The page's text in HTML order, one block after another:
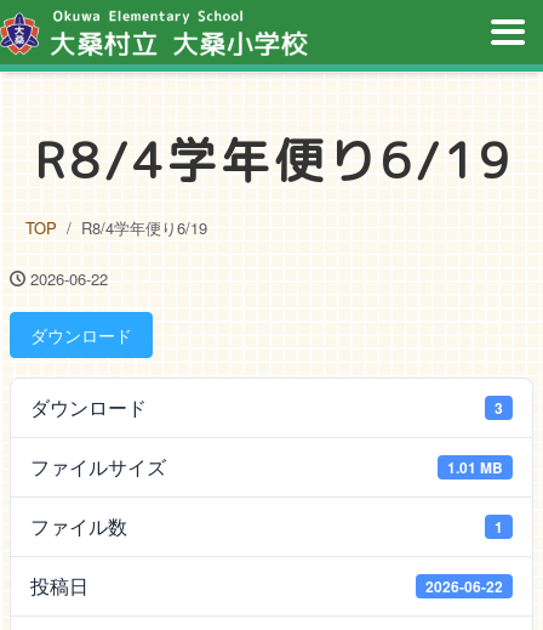
R8/4学年便り6/19
TOP R8/4学年便り6/19
2026-06-22
ダウンロード
ダウンロード 3
ファイルサイズ 1.01 MB
ファイル数 1
投稿日 2026-06-22